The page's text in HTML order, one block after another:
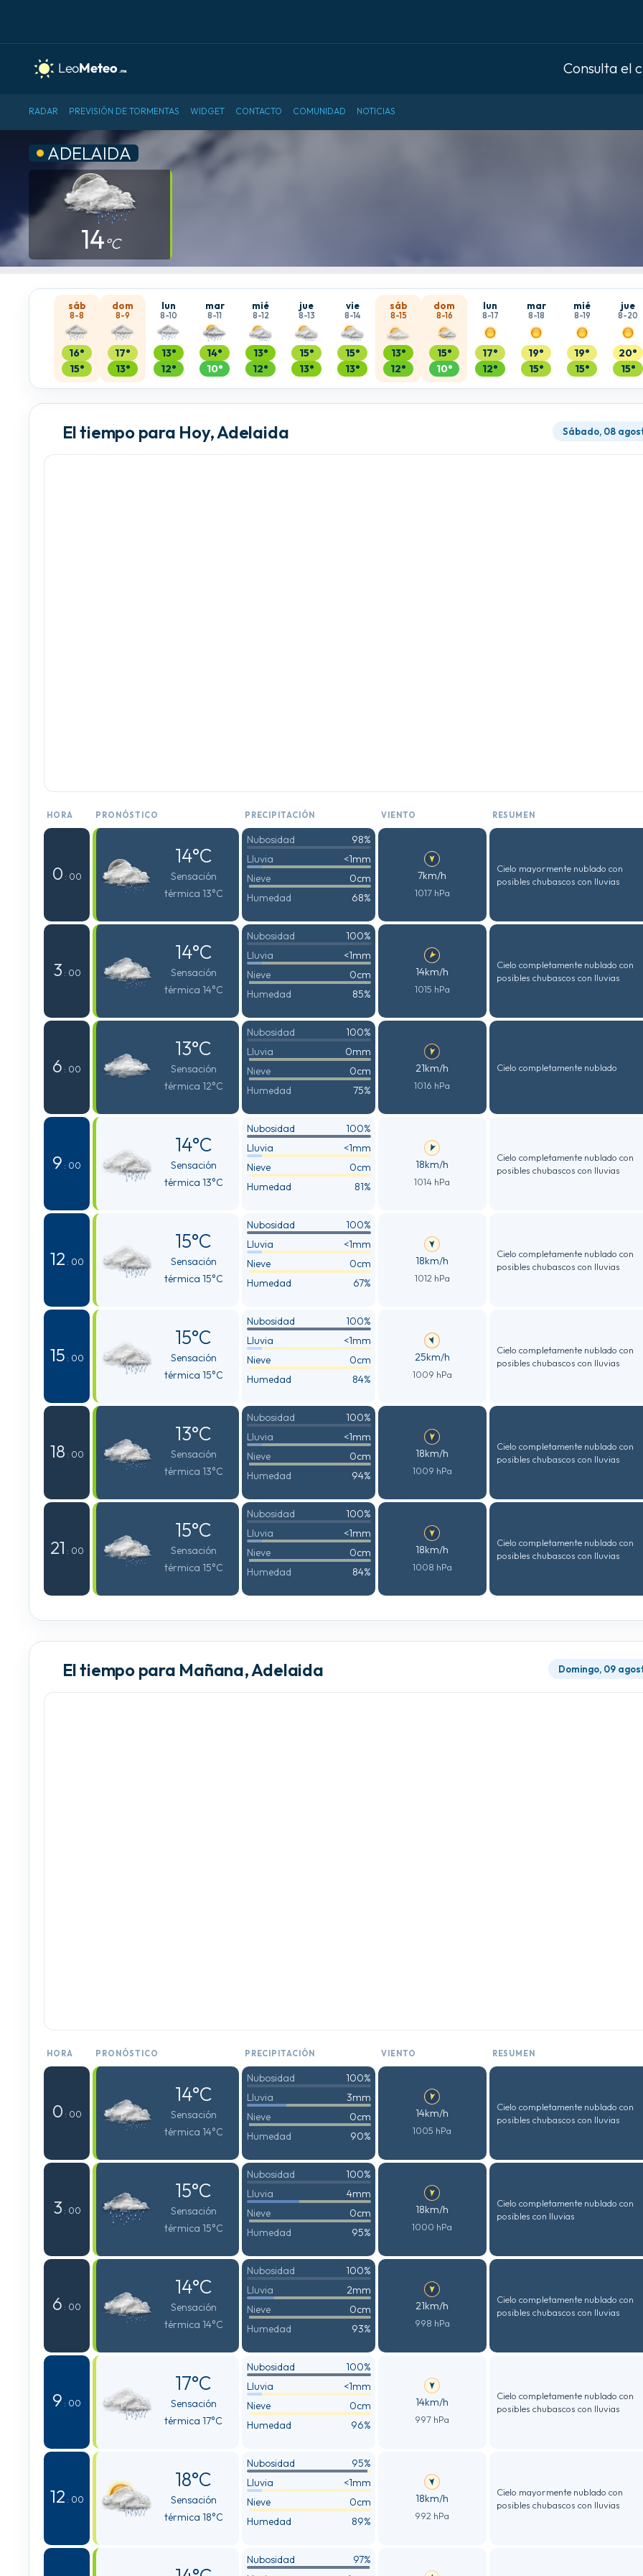
Consulta el
RADAR PREVISIÓN DE TORMENTAS WIDGET CONTACTO COMUNIDAD NOTICIAS
ADELAIDA
14°C
sáb
8-8
16°
15°
dom
8-9
17°
13°
lun
8-10
13°
12°
mar
8-11
14°
10°
mié
8-12
13°
12°
jue
8-13
15°
13°
vie
8-14
15°
13°
sáb
8-15
13°
12°
dom
8-16
15°
10°
lun
8-17
17°
12°
mar
8-18
19°
15°
mié
8-19
19°
15°
jue
8-20
20°
15°
El tiempo para Hoy, Adelaida Sábado, 08
HORA PRONÓSTICO PRECIPITACIÓN VIENTO RESUMEN
0 : 00
14°C
Sensación
térmica 13°C
Nubosidad
98%
Lluvia
<1mm
Nieve
0cm
Humedad
68%
7km/h
1017 hPa
Cielo mayormente nublado con
posibles chubascos con lluvias
3 : 00
14°C
Sensación
térmica 14°C
Nubosidad
100%
Lluvia
<1mm
Nieve
0cm
Humedad
85%
14km/h
1015 hPa
Cielo completamente nublado con
posibles chubascos con lluvias
6 : 00
13°C
Sensación
térmica 12°C
Nubosidad
100%
Lluvia
0mm
Nieve
0cm
Humedad
75%
21km/h
1016 hPa
Cielo completamente nublado
9 : 00
14°C
Sensación
térmica 13°C
Nubosidad
100%
Lluvia
<1mm
Nieve
0cm
Humedad
81%
18km/h
1014 hPa
Cielo completamente nublado con
posibles chubascos con lluvias
12 : 00
15°C
Sensación
térmica 15°C
Nubosidad
100%
Lluvia
<1mm
Nieve
0cm
Humedad
67%
18km/h
1012 hPa
Cielo completamente nublado con
posibles chubascos con lluvias
15 : 00
15°C
Sensación
térmica 15°C
Nubosidad
100%
Lluvia
<1mm
Nieve
0cm
Humedad
84%
25km/h
1009 hPa
Cielo completamente nublado con
posibles chubascos con lluvias
18 : 00
13°C
Sensación
térmica 13°C
Nubosidad
100%
Lluvia
<1mm
Nieve
0cm
Humedad
94%
18km/h
1009 hPa
Cielo completamente nublado con
posibles chubascos con lluvias
21 : 00
15°C
Sensación
térmica 15°C
Nubosidad
100%
Lluvia
<1mm
Nieve
0cm
Humedad
84%
18km/h
1008 hPa
Cielo completamente nublado con
posibles chubascos con lluvias
El tiempo para Mañana, Adelaida Domingo, 09
HORA PRONÓSTICO PRECIPITACIÓN VIENTO RESUMEN
0 : 00
14°C
Sensación
térmica 14°C
Nubosidad
100%
Lluvia
3mm
Nieve
0cm
Humedad
90%
14km/h
1005 hPa
Cielo completamente nublado con
posibles chubascos con lluvias
3 : 00
15°C
Sensación
térmica 15°C
Nubosidad
100%
Lluvia
4mm
Nieve
0cm
Humedad
95%
18km/h
1000 hPa
Cielo completamente nublado con
posibles con lluvias
6 : 00
14°C
Sensación
térmica 14°C
Nubosidad
100%
Lluvia
2mm
Nieve
0cm
Humedad
93%
21km/h
998 hPa
Cielo completamente nublado con
posibles chubascos con lluvias
9 : 00
17°C
Sensación
térmica 17°C
Nubosidad
100%
Lluvia
<1mm
Nieve
0cm
Humedad
96%
14km/h
997 hPa
Cielo completamente nublado con
posibles chubascos con lluvias
12 : 00
18°C
Sensación
térmica 18°C
Nubosidad
95%
Lluvia
<1mm
Nieve
0cm
Humedad
89%
18km/h
992 hPa
Cielo mayormente nublado con
posibles chubascos con lluvias
Nubosidad
97%